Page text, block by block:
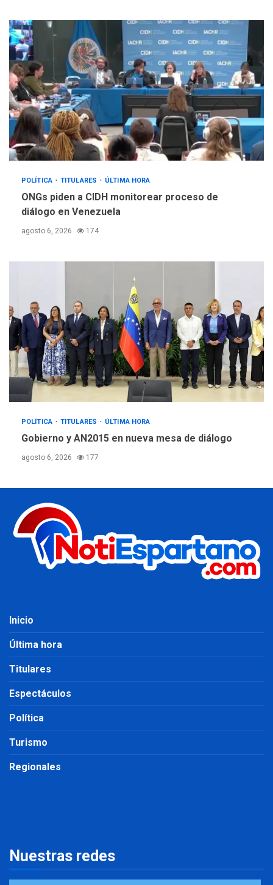
POLÍTICA TITULARES ÚLTIMA HORA
ONGs piden a CIDH monitorear proceso de
diálogo en Venezuela
agosto 6, 2026 174
POLÍTICA TITULARES ÚLTIMA HORA
Gobierno y AN2015 en nueva mesa de diálogo
agosto 6, 2026 177
Inicio
Última hora
Titulares
Espectáculos
Política
Turismo
Regionales
Nuestras redes